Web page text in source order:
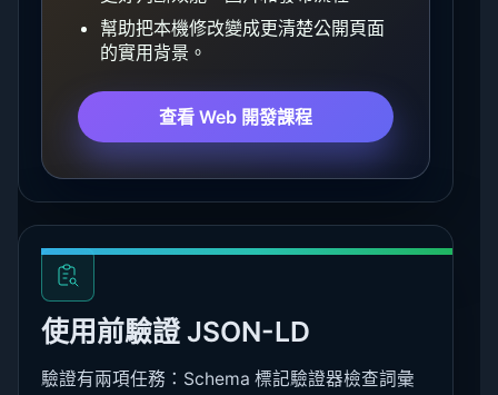
幫助把本機修改變成更清楚公開頁面
的實用背景。
查看 Web 開發課程
使用前驗證 JSON-LD
驗證有兩項任務：Schema 標記驗證器檢查詞彙